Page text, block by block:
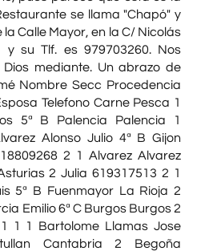
se llama "Chapó" y
Calle Mayor, en la C/ Nicolás
y su Tlf. es 979703260. Nos
mediante. Un abrazo de
Nombre Secc Procedencia
Telefono Carne Pesca 1
5ª B Palencia Palencia 1
Alonso Julio 4ª B Gijon
2 1 Alvarez Alvarez
2 Julia 619317513 2 1
5ª B Fuenmayor La Rioja 2
Emilio 6ª C Burgos Burgos 2
1 1 Bartolome Llamas Jose
Cantabria 2 Begoña